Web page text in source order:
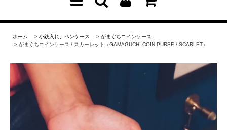
ホーム > 小銭入れ、ペンケース > がまぐちコインケース
> がまぐちコインケース / スカーレット（GAMAGUCHI COIN PURSE / SCARLET）